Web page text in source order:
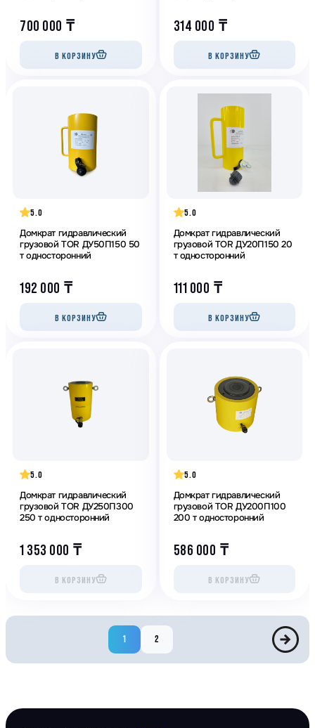
700 000 ₸
В КОРЗИНУ
314 000 ₸
В КОРЗИНУ
5.0
Домкрат гидравлический
грузовой TOR ДУ50П150 50
т односторонний
192 000 ₸
В КОРЗИНУ
5.0
Домкрат гидравлический
грузовой TOR ДУ20П150 20
т односторонний
111 000 ₸
В КОРЗИНУ
5.0
Домкрат гидравлический
грузовой TOR ДУ250П300
250 т односторонний
1 353 000 ₸
В КОРЗИНУ
5.0
Домкрат гидравлический
грузовой TOR ДУ200П100
200 т односторонний
586 000 ₸
В КОРЗИНУ
1 2